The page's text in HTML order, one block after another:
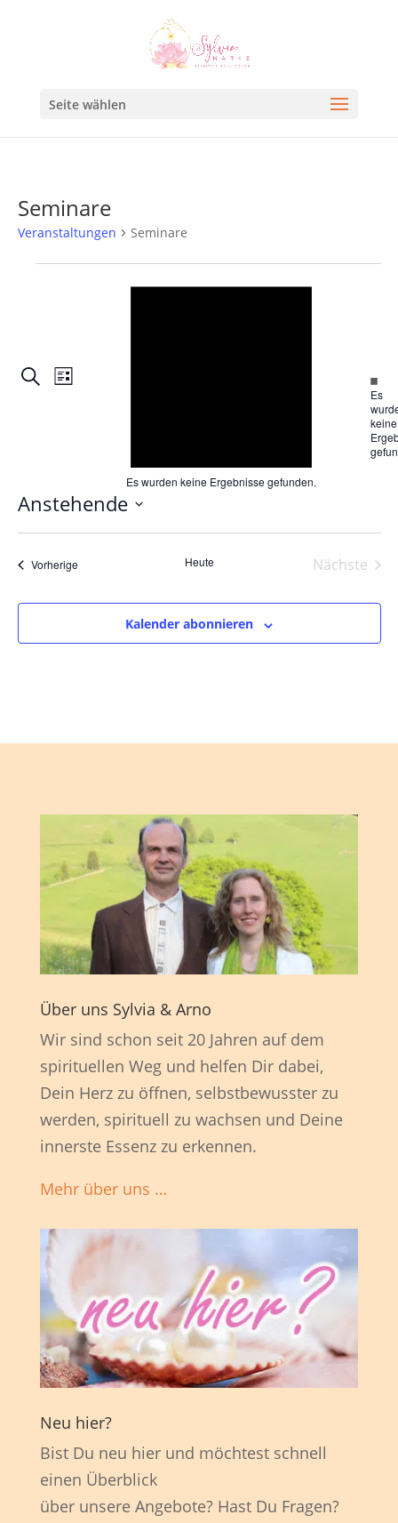
Seite wählen
Seminare
Veranstaltungen Seminare
Es
keine
Es wurden keine Ergebnisse gefunden.
Veranstaltungen
Ansichten,
Navigation
SucheVeranstaltung
Liste
Anstehende
Datum
wählen.
VorherigeVeranstaltungen Heute
Nächste
Kalender abonnieren
Über uns Sylvia & Arno
Wir sind schon seit 20 Jahren auf dem
spirituellen Weg und helfen Dir dabei,
Dein Herz zu öffnen, selbstbewusster zu
werden, spirituell zu wachsen und Deine
innerste Essenz zu erkennen.
Mehr über uns …
Neu hier?
Bist Du neu hier und möchtest schnell
einen Überblick
über unsere Angebote? Hast Du Fragen?